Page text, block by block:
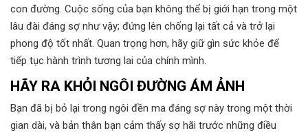
con đường. Cuộc sống của bạn không thể bị giới hạn trong một
lâu đài đáng sợ như vậy; đứng lên chống lại tất cả và trở lại
phong độ tốt nhất. Quan trọng hơn, hãy giữ gìn sức khỏe để
tiếp tục hành trình tương lai của chính mình.
HÃY RA KHỎI NGÔI ĐƯỜNG ÁM ẢNH
Bạn đã bị bỏ lại trong ngôi đền ma đáng sợ này trong một thời
gian dài, và bản thân bạn cảm thấy sợ hãi trước những điều